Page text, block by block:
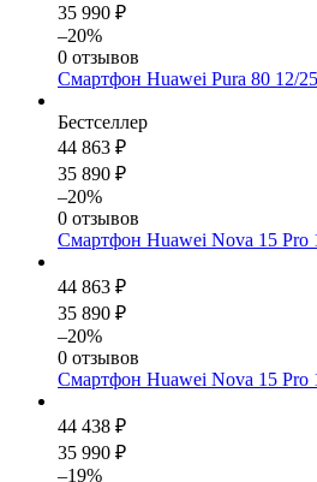
35 990 ₽
–20%
0 отзывов
Смартфон Huawei Pura 80 12/
Бестселлер
44 863 ₽
35 890 ₽
–20%
0 отзывов
Смартфон Huawei Nova 15 Pro
44 863 ₽
35 890 ₽
–20%
0 отзывов
Смартфон Huawei Nova 15 Pro
44 438 ₽
35 990 ₽
–19%